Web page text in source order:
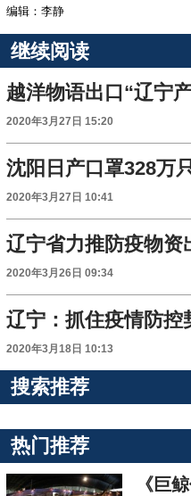
编辑：李静
继续阅读
2020年3月27日 15:20
2020年3月27日 10:41
辽宁省力推防疫物资
2020年3月26日 09:34
2020年3月18日 10:13
搜索推荐
热门推荐
《巨